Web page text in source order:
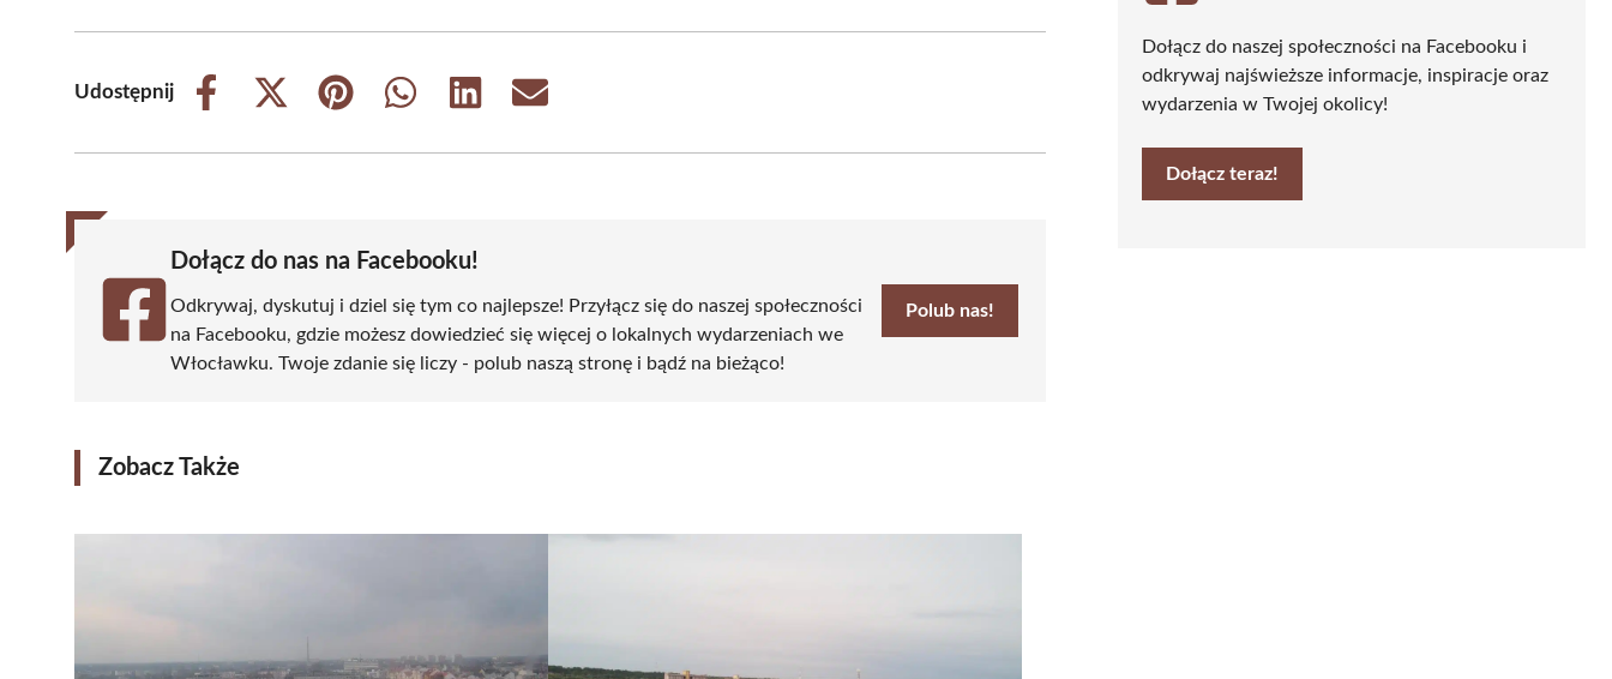
Udostępnij
Share
Share
(Twitter)
Share
Share
Share
Share
Dołącz do nas na Facebooku!
Odkrywaj, dyskutuj i dziel się tym co najlepsze! Przyłącz się do naszej społeczności
na Facebooku, gdzie możesz dowiedzieć się więcej o lokalnych wydarzeniach we
Włocławku. Twoje zdanie się liczy - polub naszą stronę i bądź na bieżąco!
Polub nas!
Zobacz Także
Dołącz do naszej społeczności na Facebooku i
odkrywaj najświeższe informacje, inspiracje oraz
wydarzenia w Twojej okolicy!
Dołącz teraz!